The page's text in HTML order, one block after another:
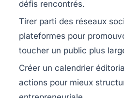
défis rencontrés.
Tirer parti des réseaux
plateformes pour
toucher un public plus
Créer un calendrier
actions pour mieux